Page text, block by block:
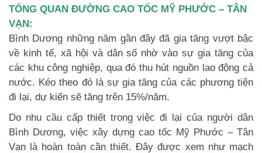
TỔNG QUAN ĐƯỜNG CAO TỐC MỸ PHƯỚC – TÂN
VẠN:
Bình Dương những năm gần đây đã gia tăng vượt bậc
về kinh tế, xã hội và dân số nhờ vào sự gia tăng của
các khu công nghiệp, qua đó thu hút nguồn lao động cả
nước. Kéo theo đó là sự gia tăng của các phương tiện
đi lại, dự kiến sẽ tăng trên 15%/năm.
Do nhu cầu cấp thiết trong việc đi lại của người dân
Bình Dương, việc xây dựng cao tốc Mỹ Phước – Tân
Vạn là hoàn toàn cần thiết. Đây được xem như mạch